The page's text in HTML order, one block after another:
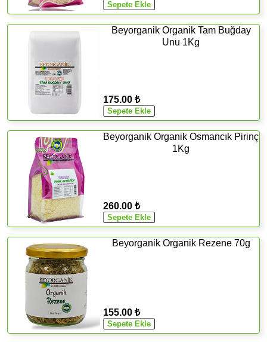
Beyorganik Organik Tam Buğday
Unu 1Kg
175.00 ₺
Beyorganik Organik Osmancık Pirinç
1Kg
260.00 ₺
Beyorganik Organik Rezene 70g
155.00 ₺